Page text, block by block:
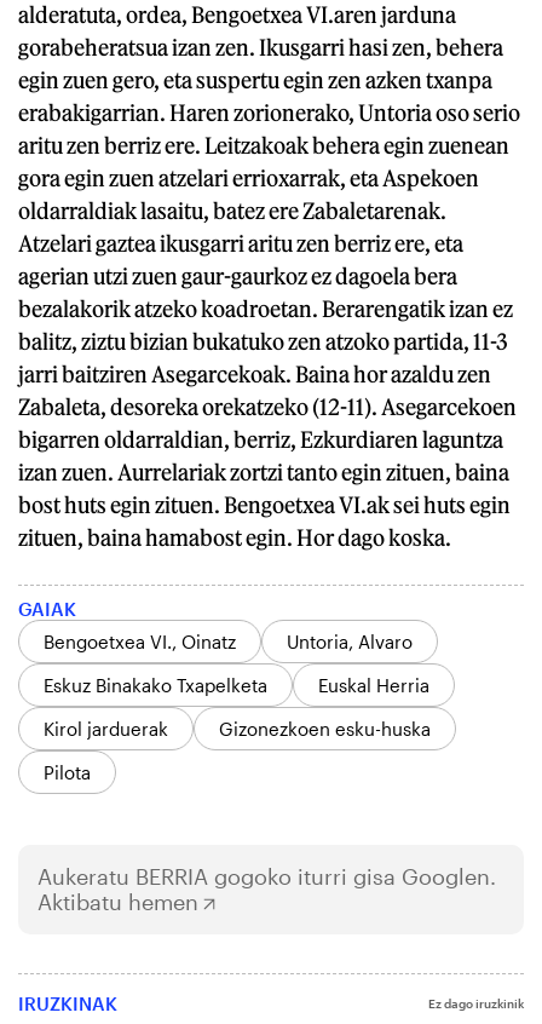
alderatuta, ordea, Bengoetxea VI.aren jarduna
gorabeheratsua izan zen. Ikusgarri hasi zen, behera
egin zuen gero, eta suspertu egin zen azken txanpa
erabakigarrian. Haren zorionerako, Untoria oso serio
aritu zen berriz ere. Leitzakoak behera egin zuenean
gora egin zuen atzelari errioxarrak, eta Aspekoen
oldarraldiak lasaitu, batez ere Zabaletarenak.
Atzelari gaztea ikusgarri aritu zen berriz ere, eta
agerian utzi zuen gaur-gaurkoz ez dagoela bera
bezalakorik atzeko koadroetan. Berarengatik izan ez
balitz, ziztu bizian bukatuko zen atzoko partida, 11-3
jarri baitziren Asegarcekoak. Baina hor azaldu zen
Zabaleta, desoreka orekatzeko (12-11). Asegarcekoen
bigarren oldarraldian, berriz, Ezkurdiaren laguntza
izan zuen. Aurrelariak zortzi tanto egin zituen, baina
bost huts egin zituen. Bengoetxea VI.ak sei huts egin
zituen, baina hamabost egin. Hor dago koska.
GAIAK
Bengoetxea VI., Oinatz
Untoria, Alvaro
Eskuz Binakako Txapelketa
Euskal Herria
Kirol jarduerak
Gizonezkoen esku-huska
Pilota
Aukeratu BERRIA gogoko iturri gisa Googlen.
Aktibatu hemen
IRUZKINAK Ez dago iruzkinik